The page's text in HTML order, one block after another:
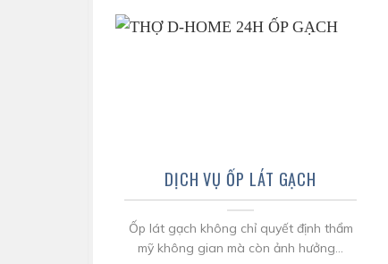
DỊCH VỤ ỐP LÁT GẠCH
Ốp lát gạch không chỉ quyết định thẩm
mỹ không gian mà còn ảnh hưởng...